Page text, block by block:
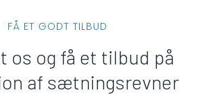
FÅ ET GODT TILBUD
os og få et tilbud på
af sætningsrevner